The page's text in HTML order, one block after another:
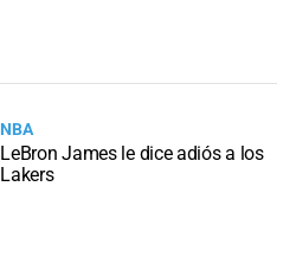
NBA
LeBron James le dice adiós a los
Lakers